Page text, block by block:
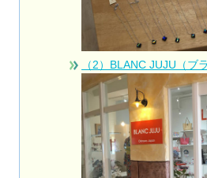
（2）BLANC JUJU（ブ